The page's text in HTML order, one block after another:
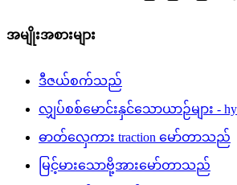
အမျိုးအစားများ
ဒီဇယ်စက်သည်
လျှပ်စစ်မောင်းနှင်သောယာဉ်များ -
ဓာတ်လှေကား traction မော်တာသည်
မြင့်မားသောဗို့အားမော်တာသည်